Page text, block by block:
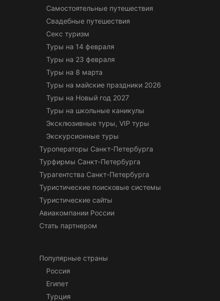
Самостоятельные путешествия
Свадебные путешествия
Секс туризм
Туры на 14 февраля
Туры на 23 февраля
Туры на 8 марта
Туры на майские праздники 2026
Туры на Новый год 2027
Туры на школьные каникулы
Эксклюзивные туры, VIP туры
Экскурсионные туры
Туроператоры Санкт-Петербурга
Турфирмы Санкт-Петербурга
Турагентства Санкт-Петербурга
Туристические поисковые системы
Туристические сайты
Авиакомпании России
Стать партнером
Популярные страны
Россия
Египет
Турция